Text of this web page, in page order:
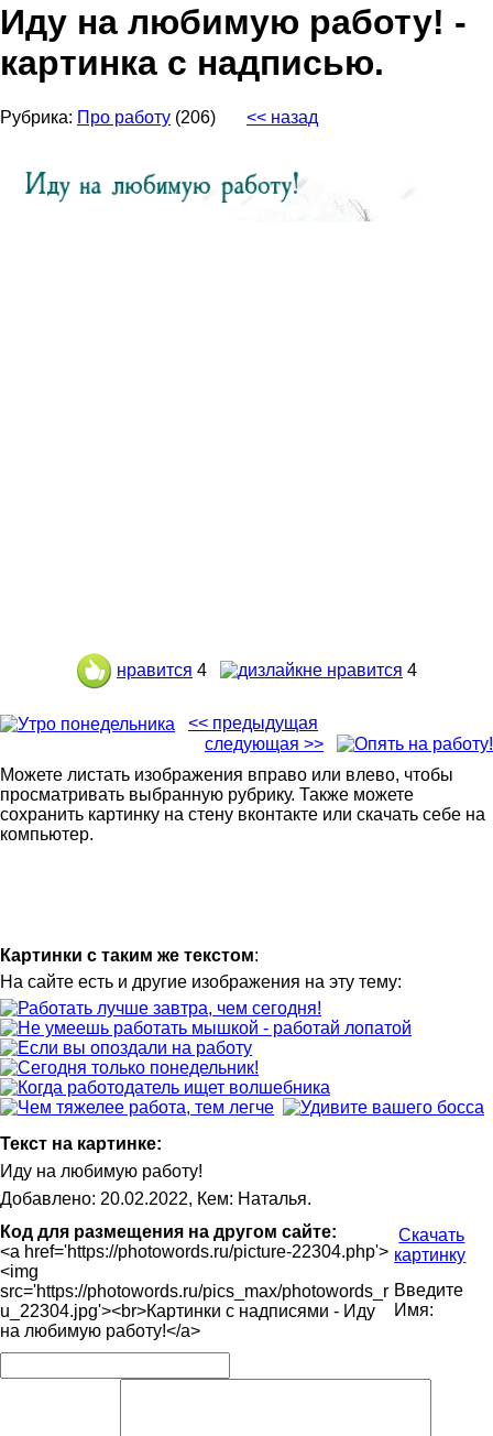
Иду на любимую работу! -
картинка с надписью.
Рубрика: Про работу (206) << назад
нравится 4 не нравится 4
<< предыдущая
следующая >>
Можете листать изображения вправо или влево, чтобы
просматривать выбранную рубрику. Также можете
сохранить картинку на стену вконтакте или скачать себе на
компьютер.
Картинки с таким же текстом:
На сайте есть и другие изображения на эту тему:
Текст на картинке:
Иду на любимую работу!
Добавлено: 20.02.2022, Кем: Наталья.
Код для размещения на другом сайте:
<a href='https://photowords.ru/picture-22304.php'>
<img
src='https://photowords.ru/pics_max/photowords_r
u_22304.jpg'><br>Картинки с надписями - Иду
на любимую работу!</a>
Скачать
картинку
Введите
Имя: